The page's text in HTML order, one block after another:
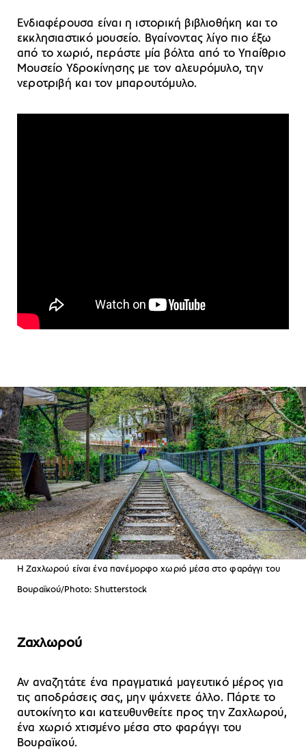
Ενδιαφέρουσα είναι η ιστορική βιβλιοθήκη και το
εκκλησιαστικό μουσείο. Βγαίνοντας λίγο πιο έξω
από το χωριό, περάστε μία βόλτα από το Υπαίθριο
Μουσείο Υδροκίνησης με τον αλευρόμυλο, την
νεροτριβή και τον μπαρουτόμυλο.
Η Ζαχλωρού είναι ένα πανέμορφο χωριό μέσα στο φαράγγι του
Βουραϊκού/Photo: Shutterstock
Ζαχλωρού
Αν αναζητάτε ένα πραγματικά μαγευτικό μέρος για
τις αποδράσεις σας, μην ψάχνετε άλλο. Πάρτε το
αυτοκίνητο και κατευθυνθείτε προς την Ζαχλωρού,
ένα χωριό χτισμένο μέσα στο φαράγγι του
Βουραϊκού.